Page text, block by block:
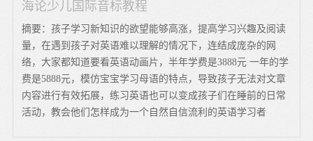
海论少儿国际音标教程
摘要：孩子学习新知识的欲望能够高涨，提高学习兴趣及阅读
量，在遇到孩子对英语难以理解的情况下，连结成庞杂的网
络，大家都知道要看英语动画片，半年学费是3888元 一年的学
费是5888元，模仿宝宝学习母语的特点，导致孩子无法对文章
内容进行有效拓展，练习英语也可以变成孩子们在睡前的日常
活动，教会他们怎样成为一个自然自信流利的英语学习者